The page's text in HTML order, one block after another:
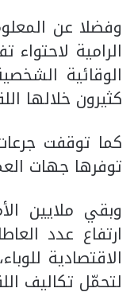
وفضلا عن
الوقائية
كثيرون خلالها
كما توقفت
توفرها جهات
وبقي ملايين
ارتفاع عدد
الاقتصادية
لتحمّل تكاليف